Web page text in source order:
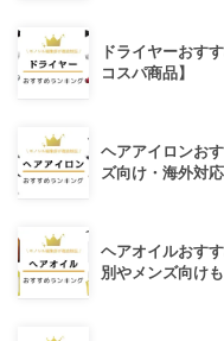
ドライヤーおす
コスパ商品】
ヘアアイロンお
ズ向け・海外対
ヘアオイルおす
別やメンズ向けも